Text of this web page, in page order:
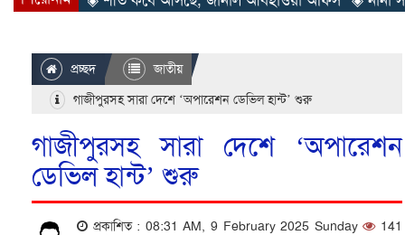
প্রচ্ছদ
জাতীয়
গাজীপুরসহ সারা দেশে ‘অপারেশন ডেভিল হান্ট’ শুরু
গাজীপুরসহ সারা দেশে ‘অপারেশন
ডেভিল হান্ট’ শুরু
প্রকাশিত : 08:31 AM, 9 February 2025 Sunday
141